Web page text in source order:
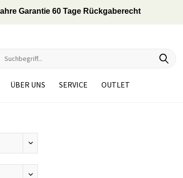
Garantie 60 Tage Rückgaberecht
ÜBER UNS SERVICE OUTLET